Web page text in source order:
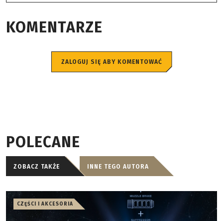
KOMENTARZE
ZALOGUJ SIĘ ABY KOMENTOWAĆ
POLECANE
ZOBACZ TAKŻE INNE TEGO AUTORA
CZĘŚCI I AKCESORIA